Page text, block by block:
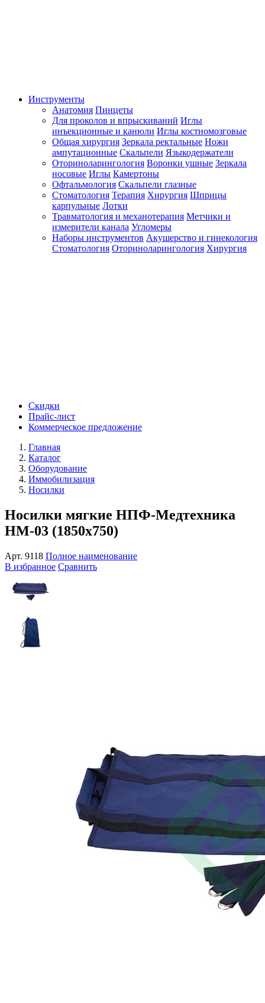
Инструменты
Анатомия Пинцеты
Для проколов и впрыскиваний Иглы
инъекционные и канюли Иглы костномозговые
Общая хирургия Зеркала ректальные Ножи
ампутационные Скальпели Языкодержатели
Оториноларингология Воронки ушные Зеркала
носовые Иглы Камертоны
Офтальмология Скальпели глазные
Стоматология Терапия Хирургия Шприцы
карпульные Лотки
Травматология и механотерапия Метчики и
измерители канала Угломеры
Наборы инструментов Акушерство и гинекология
Стоматология Оториноларингология Хирургия
Скидки
Прайс-лист
Коммерческое предложение
Главная
Каталог
Оборудование
Иммобилизация
Носилки
Носилки мягкие НПФ-Медтехника
НМ-03 (1850x750)
Арт. 9118 Полное наименование
В избранное Сравнить